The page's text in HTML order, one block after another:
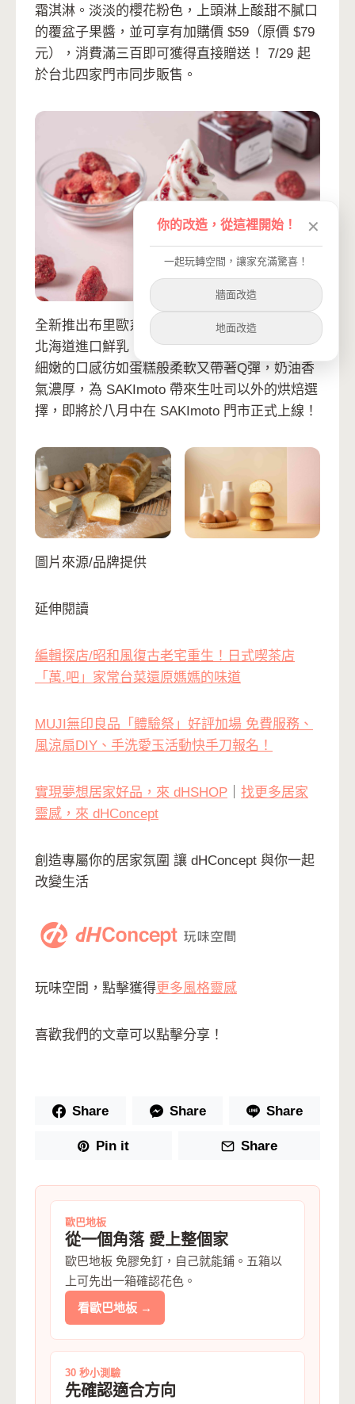
霜淇淋。淡淡的櫻花粉色，上頭淋上酸甜不膩口
的覆盆子果醬，並可享有加購價 $59（原價 $79
元），消費滿三百即可獲得直接贈送！ 7/29 起
於台北四家門市同步販售。
全新推出布里歐系列，使用大量雞蛋、奶油以及
北海道進口鮮乳，經由主廚獨家研製黃金比例，
細嫩的口感彷如蛋糕般柔軟又帶著Q彈，奶油香
氣濃厚，為 SAKImoto 帶來生吐司以外的烘焙選
擇，即將於八月中在 SAKImoto 門市正式上線！
圖片來源/品牌提供
延伸閱讀
編輯探店/昭和風復古老宅重生！日式喫茶店
「萬.吧」家常台菜還原媽媽的味道
MUJI無印良品「體驗祭」好評加場 免費服務、
風涼扇DIY、手洗愛玉活動快手刀報名！
實現夢想居家好品，來 dHSHOP
找更多居家
靈感，來 dHConcept
創造專屬你的居家氛圍 讓 dHConcept 與你一起
改變生活
玩味空間，點擊獲得更多風格靈感
喜歡我們的文章可以點擊分享！
Share Share Share
Pin it Share
歐巴地板
從一個角落 愛上整個家
歐巴地板 免膠免釘，自己就能鋪。五箱以
上可先出一箱確認花色。
看歐巴地板 →
30 秒小測驗
先確認適合方向
你的改造，從這裡開始！ ✕
一起玩轉空間，讓家充滿驚喜！
牆面改造
地面改造